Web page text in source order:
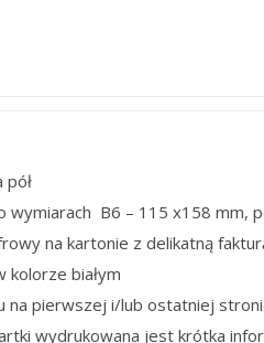
pół
wymiarach B6 – 115 x158 mm,
na kartonie z delikatną
kolorze białym
na pierwszej i/lub ostatniej
wydrukowana jest krótka